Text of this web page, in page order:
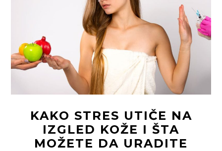
U
OGLEDALU
KAKO STRES UTIČE NA
IZGLED KOŽE I ŠTA
MOŽETE DA URADITE